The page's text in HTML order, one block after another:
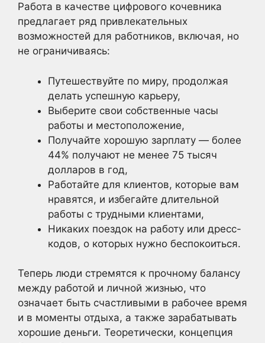
Работа в качестве цифрового кочевника
предлагает ряд привлекательных
возможностей для работников, включая, но
не ограничиваясь:
Путешествуйте по миру, продолжая
делать успешную карьеру,
Выберите свои собственные часы
работы и местоположение,
Получайте хорошую зарплату — более
44% получают не менее 75 тысяч
долларов в год,
Работайте для клиентов, которые вам
нравятся, и избегайте длительной
работы с трудными клиентами,
Никаких поездок на работу или дресс-
кодов, о которых нужно беспокоиться.
Теперь люди стремятся к прочному балансу
между работой и личной жизнью, что
означает быть счастливыми в рабочее время
и в моменты отдыха, а также зарабатывать
хорошие деньги. Теоретически, концепция